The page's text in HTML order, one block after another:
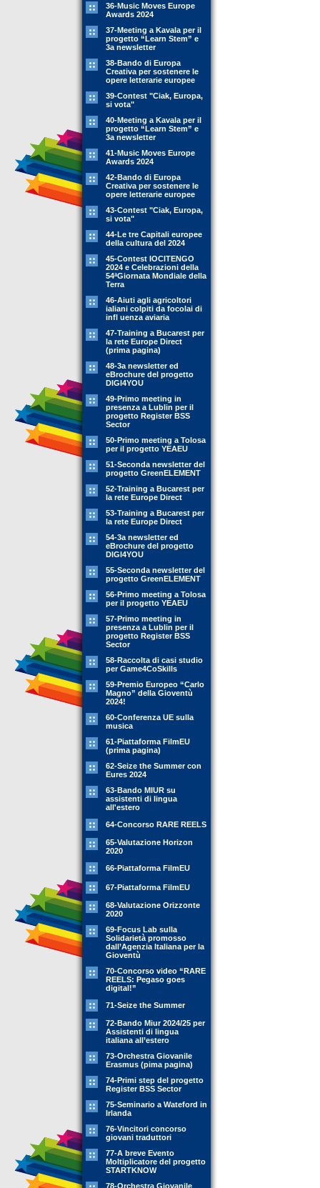
36-Music Moves Europe
Awards 2024
37-Meeting a Kavala per il
progetto “Learn Stem” e
3a newsletter
38-Bando di Europa
Creativa per sostenere le
opere letterarie europee
39-Contest "Ciak, Europa,
si vota"
40-Meeting a Kavala per il
progetto “Learn Stem” e
3a newsletter
41-Music Moves Europe
Awards 2024
42-Bando di Europa
Creativa per sostenere le
opere letterarie europee
43-Contest "Ciak, Europa,
si vota"
44-Le tre Capitali europee
della cultura del 2024
45-Contest IOCITENGO
2024 e Celebrazioni della
54ªGiornata Mondiale della
Terra
46-Aiuti agli agricoltori
ialiani colpiti da focolai di
infl uenza aviaria
47-Training a Bucarest per
la rete Europe Direct
(prima pagina)
48-3a newsletter ed
eBrochure del progetto
DIGI4YOU
49-Primo meeting in
presenza a Lublin per il
progetto Register BSS
Sector
50-Primo meeting a Tolosa
per il progetto YEAEU
51-Seconda newsletter del
progetto GreenELEMENT
52-Training a Bucarest per
la rete Europe Direct
53-Training a Bucarest per
la rete Europe Direct
54-3a newsletter ed
eBrochure del progetto
DIGI4YOU
55-Seconda newsletter del
progetto GreenELEMENT
56-Primo meeting a Tolosa
per il progetto YEAEU
57-Primo meeting in
presenza a Lublin per il
progetto Register BSS
Sector
58-Raccolta di casi studio
per Game4CoSkills
59-Premio Europeo “Carlo
Magno” della Gioventù
2024!
60-Conferenza UE sulla
musica
61-Piattaforma FilmEU
(prima pagina)
62-Seize the Summer con
Eures 2024
63-Bando MIUR su
assistenti di lingua
all'estero
64-Concorso RARE REELS
65-Valutazione Horizon
2020
66-Piattaforma FilmEU
67-Piattaforma FilmEU
68-Valutazione Orizzonte
2020
69-Focus Lab sulla
Solidarietà promosso
dall’Agenzia Italiana per la
Gioventù
70-Concorso video “RARE
REELS: Pegaso goes
digital!”
71-Seize the Summer
72-Bando Miur 2024/25 per
Assistenti di lingua
italiana all’estero
73-Orchestra Giovanile
Erasmus (pima pagina)
74-Primi step del progetto
Register BSS Sector
75-Seminario a Wateford in
Irlanda
76-Vincitori concorso
giovani traduttori
77-A breve Evento
Moltiplicatore del progetto
STARTKNOW
78-Orchestra Giovanile